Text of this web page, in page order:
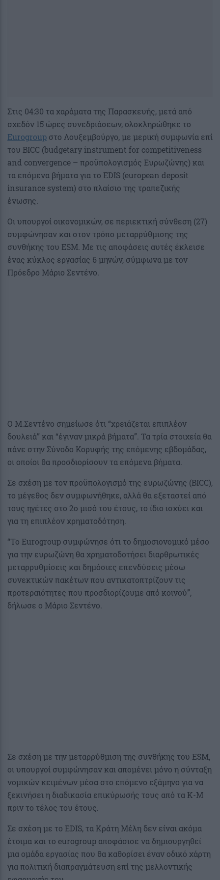
Στις 04:30 τα χαράματα της Παρασκευής, μετά από
σχεδόν 15 ώρες συνεδριάσεων, ολοκληρώθηκε το
Eurogroup στο Λουξεμβούργο, με μερική συμφωνία επί
του BICC (budgetary instrument for competitiveness
and convergence – προϋπολογισμός Ευρωζώνης) και
τα επόμενα βήματα για το ΕDIS (european deposit
insurance system) στο πλαίσιο της τραπεζικής
ένωσης.
Oι υπουργοί οικονομικών, σε περιεκτική σύνθεση (27)
συμφώνησαν και στον τρόπο μεταρρύθμισης της
συνθήκης του ESM. Με τις αποφάσεις αυτές έκλεισε
ένας κύκλος εργασίας 6 μηνών, σύμφωνα με τον
Πρόεδρο Μάριο Σεντένο.
Ο Μ.Σεντένο σημείωσε ότι “χρειάζεται επιπλέον
δουλειά” και “έγιναν μικρά βήματα”. Τα τρία στοιχεία θα
πάνε στην Σύνοδο Κορυφής της επόμενης εβδομάδας,
οι οποίοι θα προσδιορίσουν τα επόμενα βήματα.
Σε σχέση με τον προϋπολογισμό της ευρωζώνης (BICC),
το μέγεθος δεν συμφωνήθηκε, αλλά θα εξεταστεί από
τους ηγέτες στο 2ο μισό του έτους, το ίδιο ισχύει και
για τη επιπλέον χρηματοδότηση.
“Το Eurogroup συμφώνησε ότι το δημοσιονομικό μέσο
για την ευρωζώνη θα χρηματοδοτήσει διαρθρωτικές
μεταρρυθμίσεις και δημόσιες επενδύσεις μέσω
συνεκτικών πακέτων που αντικατοπτρίζουν τις
προτεραιότητες που προσδιορίζουμε από κοινού”,
δήλωσε ο Μάριο Σεντένο.
Σε σχέση με την μεταρρύθμιση της συνθήκης του ESM,
oι υπουργοί συμφώνησαν και απομένει μόνο η σύνταξη
νομικών κειμένων μέσα στο επόμενο εξάμηνο για να
ξεκινήσει η διαδικασία επικύρωσής τους από τα Κ-Μ
πριν το τέλος του έτους.
Σε σχέση με το EDIS, τα Κράτη Μέλη δεν είναι ακόμα
έτοιμα και το eurogroup αποφάσισε να δημιουργηθεί
μια ομάδα εργασίας που θα καθορίσει έναν οδικό χάρτη
για πολιτική διαπραγμάτευση επί της μελλοντικής